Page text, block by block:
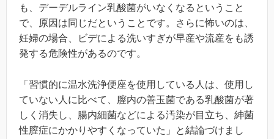
も、デーデルライン乳酸菌がいなくなるということ
で、原因は同じだということです。さらに怖いのは、
妊婦の場合、ビデによる洗いすぎが早産や流産をも誘
発する危険性があるのです。
「習慣的に温水洗浄便座を使用している人は、使用し
ていない人に比べて、膣内の善玉菌である乳酸菌が著
しく消失し、腸内細菌などによる汚染が目立ち、紳菌
性膣症にかかりやすくなっていた」と結論づけまし